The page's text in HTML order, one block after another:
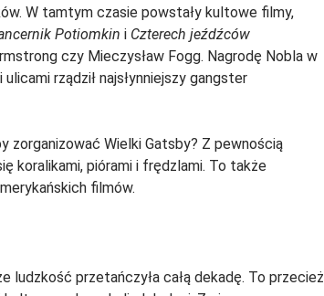
W tamtym czasie powstały kultowe filmy,
Potiomkin i Czterech jeźdźców
czy Mieczysław Fogg. Nagrodę Nobla w
rządził najsłynniejszy gangster
zorganizować Wielki Gatsby? Z pewnością
koralikami, piórami i frędzlami. To także
filmów.
ludzkość przetańczyła całą dekadę. To przecież